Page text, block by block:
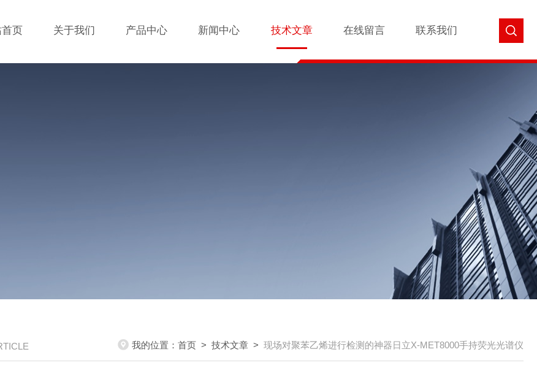
首页 关于我们 产品中心 新闻中心 技术文章 在线留言 联系我们
我的位置： 首页 > 技术文章 > 现场对聚苯乙烯进行检测的神器日立X-MET8000手持荧光光谱仪